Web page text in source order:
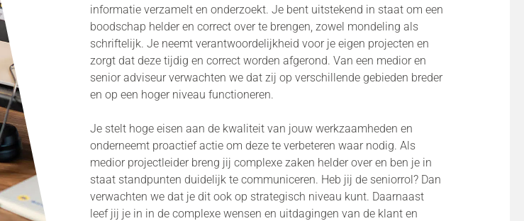
informatie verzamelt en onderzoekt. Je bent uitstekend in staat om een
boodschap helder en correct over te brengen, zowel mondeling als
schriftelijk. Je neemt verantwoordelijkheid voor je eigen projecten en
zorgt dat deze tijdig en correct worden afgerond. Van een medior en
senior adviseur verwachten we dat zij op verschillende gebieden breder
en op een hoger niveau functioneren.
Je stelt hoge eisen aan de kwaliteit van jouw werkzaamheden en
onderneemt proactief actie om deze te verbeteren waar nodig. Als
medior projectleider breng jij complexe zaken helder over en ben je in
staat standpunten duidelijk te communiceren. Heb jij de seniorrol? Dan
verwachten we dat je dit ook op strategisch niveau kunt. Daarnaast
leef jij je in in de complexe wensen en uitdagingen van de klant en